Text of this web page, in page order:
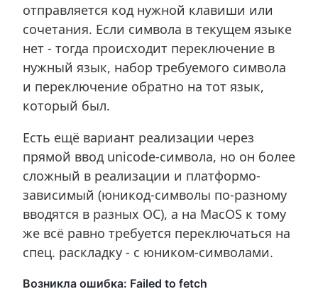
отправляется код нужной клавиши или
сочетания. Если символа в текущем языке
нет - тогда происходит переключение в
нужный язык, набор требуемого символа
и переключение обратно на тот язык,
который был.
Есть ещё вариант реализации через
прямой ввод unicode-символа, но он более
сложный в реализации и платформо-
зависимый (юникод-символы по-разному
вводятся в разных ОС), а на MacOS к тому
же всё равно требуется переключаться на
спец. раскладку - с юником-символами.